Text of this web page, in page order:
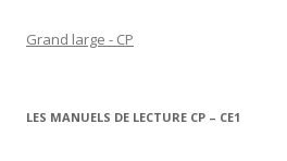
Grand large - CP
LES MANUELS DE LECTURE CP – CE1